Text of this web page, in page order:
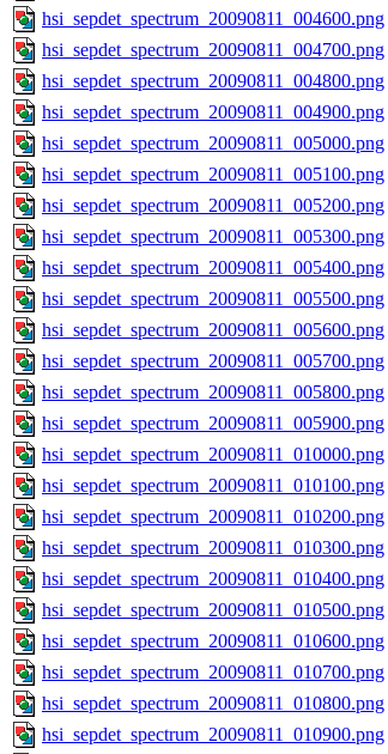
hsi_sepdet_spectrum_20090811_004600.png
hsi_sepdet_spectrum_20090811_004700.png
hsi_sepdet_spectrum_20090811_004800.png
hsi_sepdet_spectrum_20090811_004900.png
hsi_sepdet_spectrum_20090811_005000.png
hsi_sepdet_spectrum_20090811_005100.png
hsi_sepdet_spectrum_20090811_005200.png
hsi_sepdet_spectrum_20090811_005300.png
hsi_sepdet_spectrum_20090811_005400.png
hsi_sepdet_spectrum_20090811_005500.png
hsi_sepdet_spectrum_20090811_005600.png
hsi_sepdet_spectrum_20090811_005700.png
hsi_sepdet_spectrum_20090811_005800.png
hsi_sepdet_spectrum_20090811_005900.png
hsi_sepdet_spectrum_20090811_010000.png
hsi_sepdet_spectrum_20090811_010100.png
hsi_sepdet_spectrum_20090811_010200.png
hsi_sepdet_spectrum_20090811_010300.png
hsi_sepdet_spectrum_20090811_010400.png
hsi_sepdet_spectrum_20090811_010500.png
hsi_sepdet_spectrum_20090811_010600.png
hsi_sepdet_spectrum_20090811_010700.png
hsi_sepdet_spectrum_20090811_010800.png
hsi_sepdet_spectrum_20090811_010900.png